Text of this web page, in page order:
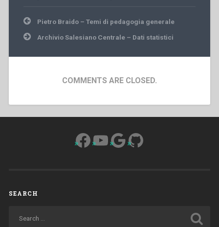
Post
navigation
Pietro Braido – Temi di pedagogia generale
Archivio Salesiano Centrale – Dati statistici
COMMENTS ARE CLOSED.
Facebook
YouTube
Google
GitHub
SEARCH